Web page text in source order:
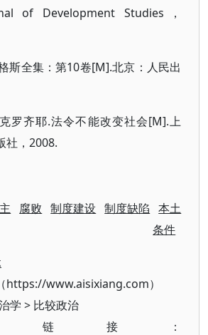
of Development Studies，
斯全集：第10卷[M].北京：人民出
罗齐耶.法令不能改变社会[M].上
社，2008.
腐败 制度建设 制度缺陷
本土
条件
https://www.aisixiang.com）
学 > 比较政治
链接：